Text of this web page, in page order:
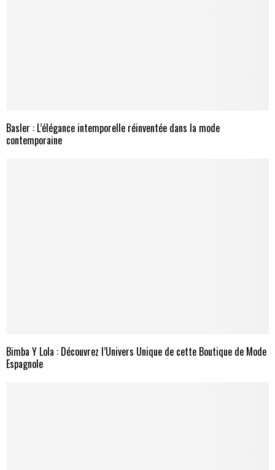
Basler : L’élégance intemporelle réinventée dans la mode
contemporaine
Bimba Y Lola : Découvrez l’Univers Unique de cette Boutique de Mode
Espagnole